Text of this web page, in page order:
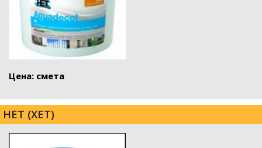
Цена: смета
HET (ХЕТ)